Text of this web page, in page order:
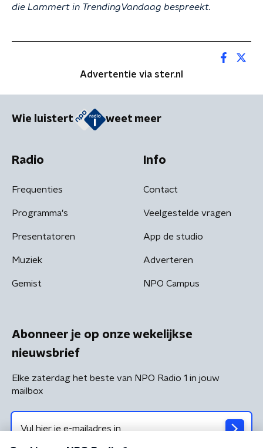
die Lammert in TrendingVandaag bespreekt.
Advertentie via ster.nl
Wie luistert weet meer
Radio
Frequenties
Programma's
Presentatoren
Muziek
Gemist
Info
Contact
Veelgestelde vragen
App de studio
Adverteren
NPO Campus
Abonneer je op onze wekelijkse
nieuwsbrief
Elke zaterdag het beste van NPO Radio 1 in jouw
mailbox